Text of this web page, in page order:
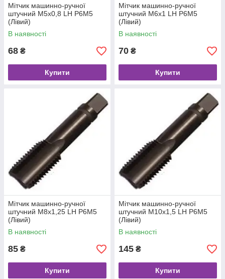
Мітчик машинно-ручної
штучний М5х0,8 LH Р6М5
(Лівий)
В наявності
68 ₴
Купити
Мітчик машинно-ручної
штучний М6х1 LH Р6М5
(Лівий)
В наявності
70 ₴
Купити
Мітчик машинно-ручної
штучний М8х1,25 LH Р6М5
(Лівий)
В наявності
85 ₴
Купити
Мітчик машинно-ручної
штучний М10х1,5 LH Р6М5
(Лівий)
В наявності
145 ₴
Купити